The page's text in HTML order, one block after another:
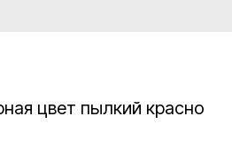
цвет пылкий красно